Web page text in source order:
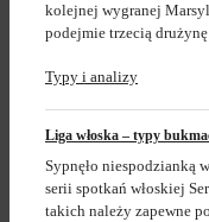
kolejnej wygranej
podejmie trzecią
Typy i analizy
Liga włoska – typy
Sypnęło niespodzianką
serii spotkań włoskiej
takich należy zapewne